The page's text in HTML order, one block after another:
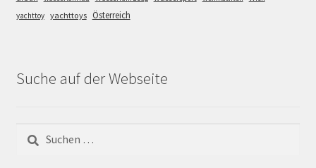
yachttoy yachttoys Österreich
Suche auf der Webseite
nach: